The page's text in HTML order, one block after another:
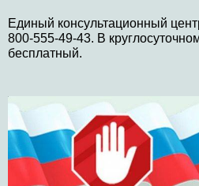
Единый консультационный
800-555-49-43. В
бесплатный.